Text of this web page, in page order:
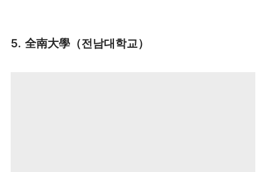
5. 全南大學（전남대학교）